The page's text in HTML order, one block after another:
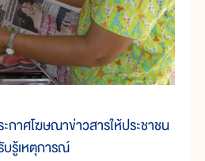
าศโฆษณาข่าวสารให้ประชาชน
บรู้เหตุการณ์